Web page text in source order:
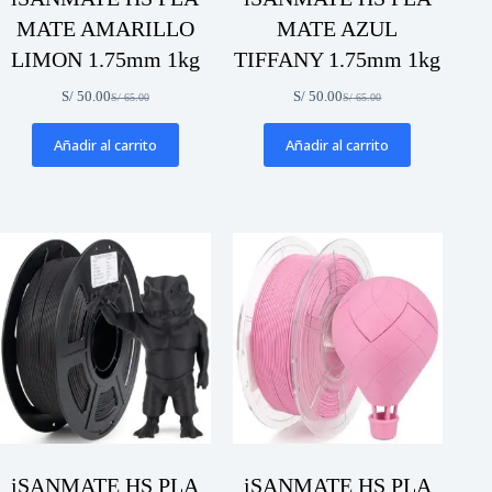
MATE AMARILLO
LIMON 1.75mm 1kg
S/65.00
El
precio
original
era:
S/50.00El
precio
actual
es:
Añadir al carrito
MATE AZUL
TIFFANY 1.75mm 1kg
S/65.00
El
precio
original
era:
S/ 50.00El
precio
actual
es:
Añadir al carrito
iSANMATE HS PLA
iSANMATE HS PLA